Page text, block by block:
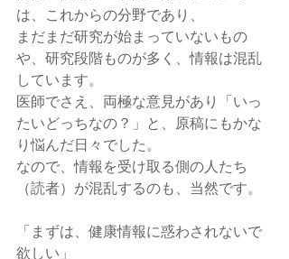
は、これからの分野であり、
まだまだ研究が始まっていないもの
や、研究段階ものが多く、情報は混乱
しています。
医師でさえ、両極な意見があり「いっ
たいどっちなの？」と、原稿にもかな
り悩んだ日々でした。
なので、情報を受け取る側の人たち
（読者）が混乱するのも、当然です。
「まずは、健康情報に惑わされないで
欲しい」